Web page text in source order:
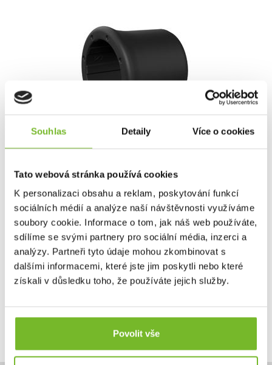
Souhlas Detaily Více o cookies
Tato webová stránka používá cookies
K personalizaci obsahu a reklam, poskytování funkcí
sociálních médií a analýze naší návštěvnosti využíváme
soubory cookie. Informace o tom, jak náš web používáte,
sdílíme se svými partnery pro sociální média, inzerci a
analýzy. Partneři tyto údaje mohou zkombinovat s
dalšími informacemi, které jste jim poskytli nebo které
získali v důsledku toho, že používáte jejich služby.
Povolit vše
Recoil Kroužek TYP A
připev...
390 Kč
Skladem: posledních 6 ks
Kód: 503189